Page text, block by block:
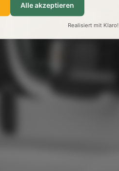
Alle akzeptieren
Realisiert mit Klaro!